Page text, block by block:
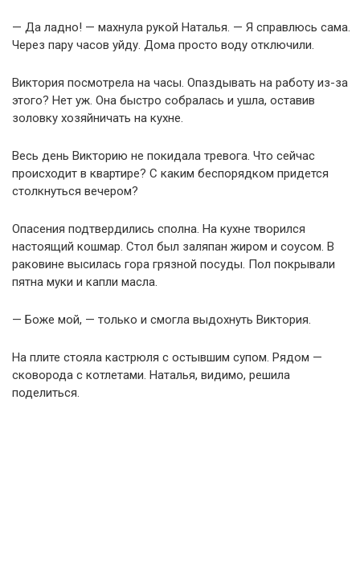
— Да ладно! — махнула рукой Наталья. — Я справлюсь сама.
Через пару часов уйду. Дома просто воду отключили.
Виктория посмотрела на часы. Опаздывать на работу из-за
этого? Нет уж. Она быстро собралась и ушла, оставив
золовку хозяйничать на кухне.
Весь день Викторию не покидала тревога. Что сейчас
происходит в квартире? С каким беспорядком придется
столкнуться вечером?
Опасения подтвердились сполна. На кухне творился
настоящий кошмар. Стол был заляпан жиром и соусом. В
раковине высилась гора грязной посуды. Пол покрывали
пятна муки и капли масла.
— Боже мой, — только и смогла выдохнуть Виктория.
На плите стояла кастрюля с остывшим супом. Рядом —
сковорода с котлетами. Наталья, видимо, решила
поделиться.